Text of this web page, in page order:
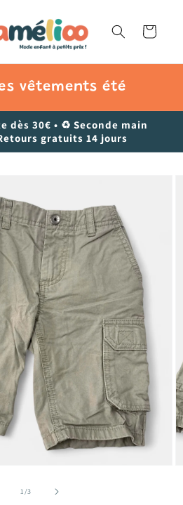
Panier
vêtements été
dès 30€ • ♻️ Seconde main
gratuits 14 jours
1/de
3